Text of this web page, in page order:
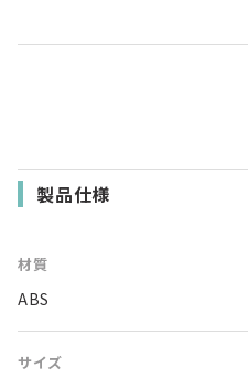
製品仕様
材質
ABS
サイズ